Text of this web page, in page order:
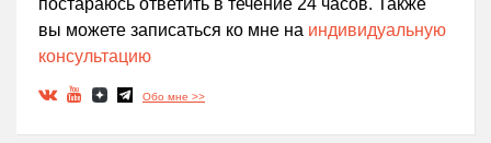
постараюсь ответить в течение 24 часов. Также
вы можете записаться ко мне на индивидуальную
консультацию
Обо мне >>